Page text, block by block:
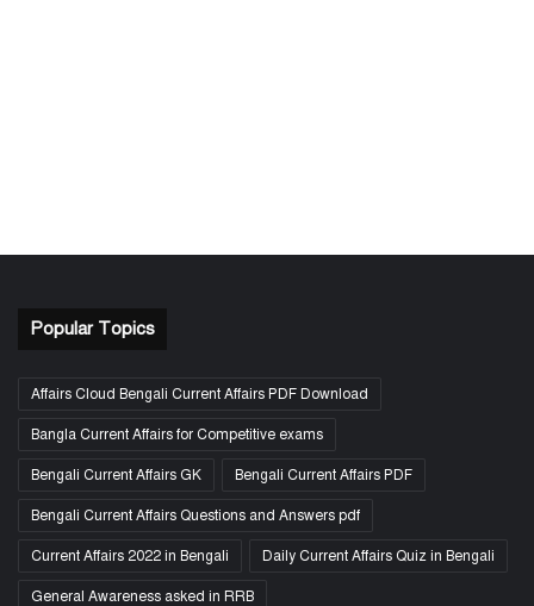
Popular Topics
Affairs Cloud Bengali Current Affairs PDF Download
Bangla Current Affairs for Competitive exams
Bengali Current Affairs GK Bengali Current Affairs PDF
Bengali Current Affairs Questions and Answers pdf
Current Affairs 2022 in Bengali Daily Current Affairs Quiz in Bengali
General Awareness asked in RRB